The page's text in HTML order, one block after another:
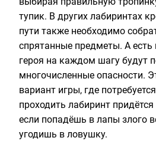
тупик. В других лабиринтах
пути также необходимо
спрятанные предметы. А есть
героя на каждом шагу будут
многочисленные опасности.
вариант игры, где
проходить лабиринт
если попадёшь в лапы злого
угодишь в ловушку.